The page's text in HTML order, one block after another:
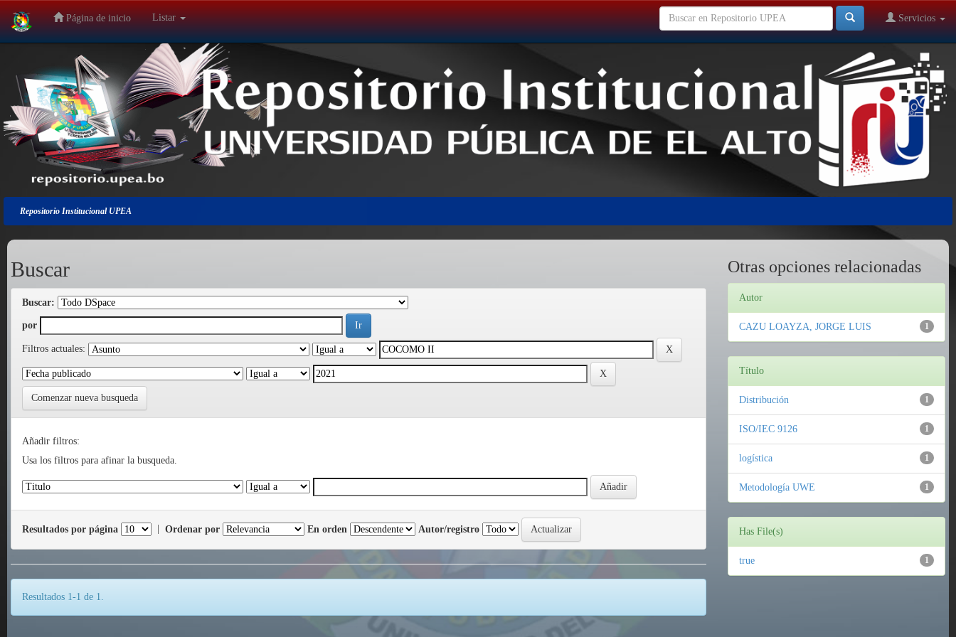
Salir
navegación
Página de inicio Listar Servicios
Repositorio Institucional UPEA
Buscar
Buscar:
por
Filtros actuales:
Comenzar nueva busqueda
Añadir filtros:
Usa los filtros para afinar la busqueda.
Resultados por página Ordenar por En orden Autor/registro
Resultados 1-1 de 1.
Otras opciones relacionadas
Autor
1
CAZU LOAYZA, JORGE LUIS
Título
1
Distribución
1
ISO/IEC 9126
1
logística
1
Metodología UWE
Has File(s)
1
true